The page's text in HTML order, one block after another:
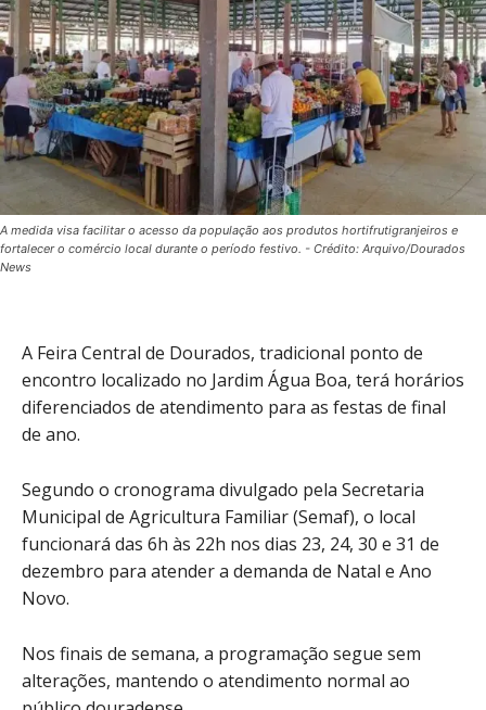
A medida visa facilitar o acesso da população aos produtos hortifrutigranjeiros e
fortalecer o comércio local durante o período festivo. - Crédito: Arquivo/Dourados
News
A Feira Central de Dourados, tradicional ponto de
encontro localizado no Jardim Água Boa, terá horários
diferenciados de atendimento para as festas de final
de ano.
Segundo o cronograma divulgado pela Secretaria
Municipal de Agricultura Familiar (Semaf), o local
funcionará das 6h às 22h nos dias 23, 24, 30 e 31 de
dezembro para atender a demanda de Natal e Ano
Novo.
Nos finais de semana, a programação segue sem
alterações, mantendo o atendimento normal ao